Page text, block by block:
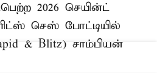
2026 செயின்ட்
செஸ் போட்டியில்
& Blitz) சாம்பியன்